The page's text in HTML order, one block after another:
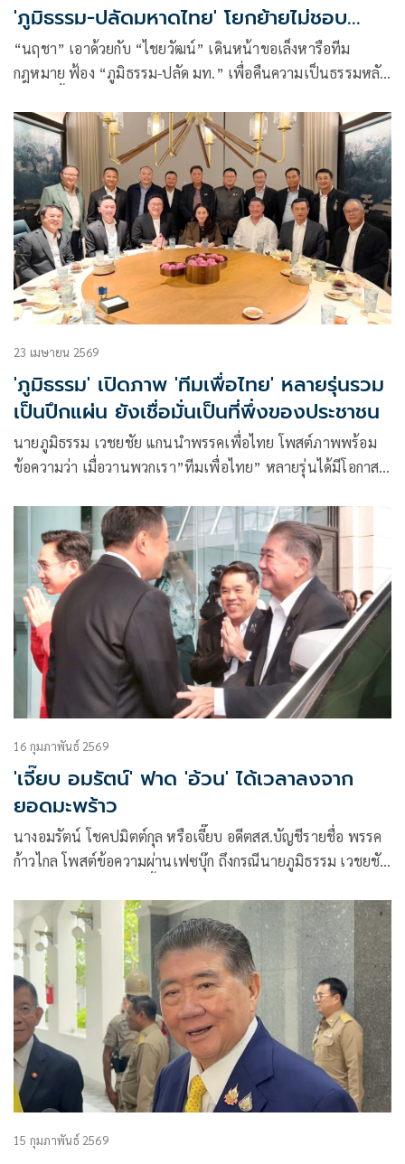
'ภูมิธรรม-ปลัดมหาดไทย' โยกย้ายไม่ชอบ
กฎหมาย
“นฤชา” เอาด้วยกับ “ไชยวัฒน์” เดินหน้าขอเล็งหารือทีม
กฎหมาย ฟ้อง “ภูมิธรรม-ปลัด มท.” เพื่อคืนความเป็นธรรมหลัง
ข้าราชการผู้ไม่ปฏิบัติตามระเบียบกฎหมายต้องพึงสังวร
23 เมษายน 2569
'ภูมิธรรม' เปิดภาพ 'ทีมเพื่อไทย' หลายรุ่นรวม
เป็นปึกแผ่น ยังเชื่อมั่นเป็นที่พึ่งของประชาชน
นายภูมิธรรม เวชยชัย แกนนำพรรคเพื่อไทย โพสต์ภาพพร้อม
ข้อความว่า เมื่อวานพวกเรา​”ทีมเพื่อไทย” หลายรุ่นได้มีโอกาส
16 กุมภาพันธ์ 2569
'เจี๊ยบ อมรัตน์' ฟาด 'อ้วน' ได้เวลาลงจาก
ยอดมะพร้าว
นางอมรัตน์ โชคปมิตต์กุล หรือเจี๊ยบ อดีตสส.บัญชีรายชื่อ พรรค
ก้าวไกล โพสต์ข้อความผ่านเฟซบุ๊ก ถึงกรณีนายภูมิธรรม เวชยชัย
15 กุมภาพันธ์ 2569